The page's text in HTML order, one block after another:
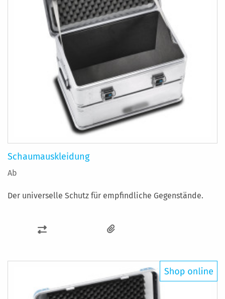
Schaumauskleidung
Ab
Der universelle Schutz für empfindliche Gegenstände.
ZUR
HINZUFÜGEN